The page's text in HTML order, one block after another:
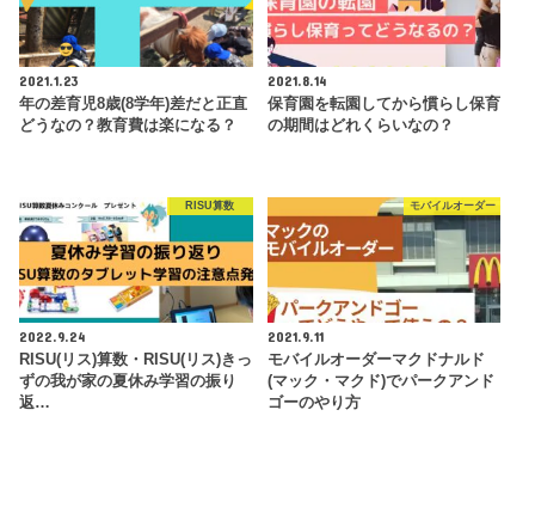
2021.1.23
年の差育児8歳(8学年)差だと正直
どうなの？教育費は楽になる？
2021.8.14
保育園を転園してから慣らし保育
の期間はどれくらいなの？
RISU算数
2022.9.24
RISU(リス)算数・RISU(リス)きっ
ずの我が家の夏休み学習の振り
返…
モバイルオーダー
2021.9.11
モバイルオーダーマクドナルド
(マック・マクド)でパークアンド
ゴーのやり方